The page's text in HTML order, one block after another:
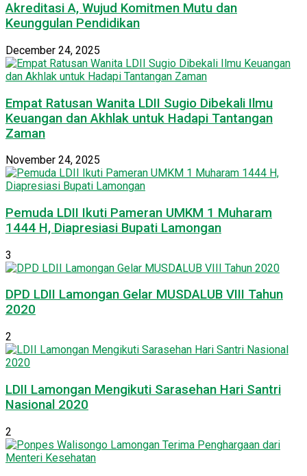
Akreditasi A, Wujud Komitmen Mutu dan
Keunggulan Pendidikan
December 24, 2025
Empat Ratusan Wanita LDII Sugio Dibekali Ilmu
Keuangan dan Akhlak untuk Hadapi Tantangan
Zaman
November 24, 2025
Pemuda LDII Ikuti Pameran UMKM 1 Muharam
1444 H, Diapresiasi Bupati Lamongan
3
DPD LDII Lamongan Gelar MUSDALUB VIII Tahun
2020
2
LDII Lamongan Mengikuti Sarasehan Hari Santri
Nasional 2020
2